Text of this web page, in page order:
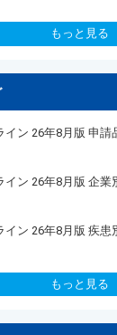
もっと見る
イン 26年8月版 申請
イン 26年8月版 企業
イン 26年8月版 疾患
もっと見る